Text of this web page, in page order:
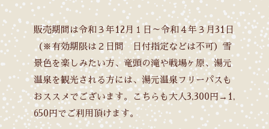
販売期間は令和３年12月１日～令和４年３月31日
（※有効期限は２日間 日付指定などは不可）雪
景色を楽しみたい方、竜頭の滝や戦場ヶ原、湯元
温泉を観光される方には、湯元温泉フリーパスも
おススメでございます。こちらも大人3,300円→1,
650円でご利用頂けます。